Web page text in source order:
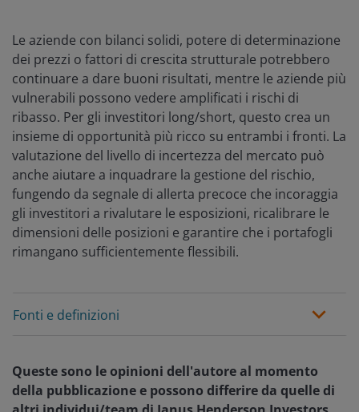
Le aziende con bilanci solidi, potere di determinazione
dei prezzi o fattori di crescita strutturale potrebbero
continuare a dare buoni risultati, mentre le aziende più
vulnerabili possono vedere amplificati i rischi di
ribasso. Per gli investitori long/short, questo crea un
insieme di opportunità più ricco su entrambi i fronti. La
valutazione del livello di incertezza del mercato può
anche aiutare a inquadrare la gestione del rischio,
fungendo da segnale di allerta precoce che incoraggia
gli investitori a rivalutare le esposizioni, ricalibrare le
dimensioni delle posizioni e garantire che i portafogli
rimangano sufficientemente flessibili.
Fonti e definizioni
Queste sono le opinioni dell'autore al momento
della pubblicazione e possono differire da quelle di